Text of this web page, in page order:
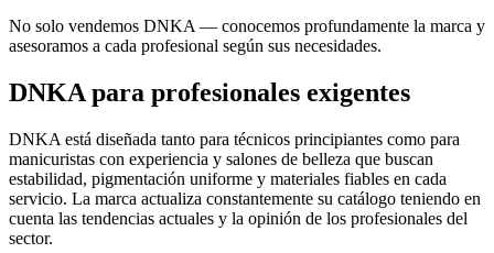
No solo vendemos DNKA — conocemos profundamente la marca y
asesoramos a cada profesional según sus necesidades.
DNKA para profesionales exigentes
DNKA está diseñada tanto para técnicos principiantes como para
manicuristas con experiencia y salones de belleza que buscan
estabilidad, pigmentación uniforme y materiales fiables en cada
servicio. La marca actualiza constantemente su catálogo teniendo en
cuenta las tendencias actuales y la opinión de los profesionales del
sector.